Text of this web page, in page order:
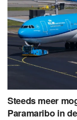
Steeds meer
Paramaribo in